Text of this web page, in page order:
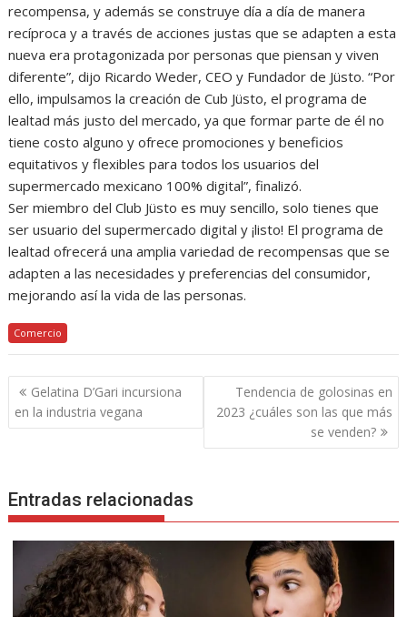
recompensa, y además se construye día a día de manera
recíproca y a través de acciones justas que se adapten a esta
nueva era protagonizada por personas que piensan y viven
diferente”, dijo Ricardo Weder, CEO y Fundador de Jüsto. “Por
ello, impulsamos la creación de Cub Jüsto, el programa de
lealtad más justo del mercado, ya que formar parte de él no
tiene costo alguno y ofrece promociones y beneficios
equitativos y flexibles para todos los usuarios del
supermercado mexicano 100% digital”, finalizó.
Ser miembro del Club Jüsto es muy sencillo, solo tienes que
ser usuario del supermercado digital y ¡listo! El programa de
lealtad ofrecerá una amplia variedad de recompensas que se
adapten a las necesidades y preferencias del consumidor,
mejorando así la vida de las personas.
Comercio
Navegación
de
entradas
Gelatina D’Gari incursiona
en la industria vegana
Tendencia de golosinas en
2023 ¿cuáles son las que más
se venden?
Entradas relacionadas